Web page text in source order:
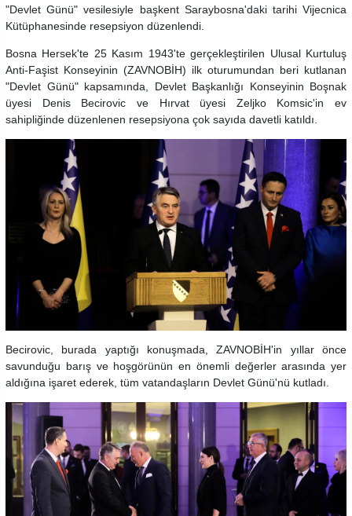
"Devlet Günü" vesilesiyle başkent Saraybosna'daki tarihi Vijecnica
Kütüphanesinde resepsiyon düzenlendi.
Bosna Hersek'te 25 Kasım 1943'te gerçekleştirilen Ulusal Kurtuluş
Anti-Faşist Konseyinin (ZAVNOBİH) ilk oturumundan beri kutlanan
"Devlet Günü" kapsamında, Devlet Başkanlığı Konseyinin Boşnak
üyesi Denis Becirovic ve Hırvat üyesi Zeljko Komsic'in ev
sahipliğinde düzenlenen resepsiyona çok sayıda davetli katıldı.
Becirovic, burada yaptığı konuşmada, ZAVNOBİH'in yıllar önce
savunduğu barış ve hoşgörünün en önemli değerler arasında yer
aldığına işaret ederek, tüm vatandaşların Devlet Günü'nü kutladı.